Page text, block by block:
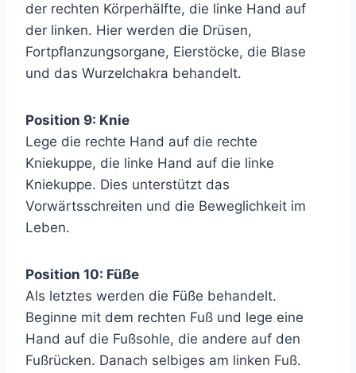
der rechten Körperhälfte, die linke Hand auf
der linken. Hier werden die Drüsen,
Fortpflanzungsorgane, Eierstöcke, die Blase
und das Wurzelchakra behandelt.
Position 9: Knie
Lege die rechte Hand auf die rechte
Kniekuppe, die linke Hand auf die linke
Kniekuppe. Dies unterstützt das
Vorwärtsschreiten und die Beweglichkeit im
Leben.
Position 10: Füße
Als letztes werden die Füße behandelt.
Beginne mit dem rechten Fuß und lege eine
Hand auf die Fußsohle, die andere auf den
Fußrücken. Danach selbiges am linken Fuß.